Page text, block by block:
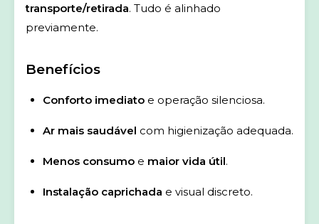
transporte/retirada. Tudo é alinhado
previamente.
Benefícios
Conforto imediato e operação silenciosa.
Ar mais saudável com higienização adequada.
Menos consumo e maior vida útil.
Instalação caprichada e visual discreto.